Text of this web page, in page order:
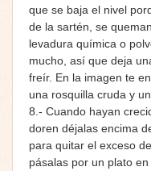
que se baja el nivel
de la sartén, se
levadura química o
mucho, así que deja
freír. En la imagen te
una rosquilla cruda y
8.- Cuando hayan
doren déjalas encima
para quitar el exceso
pásalas por un plato